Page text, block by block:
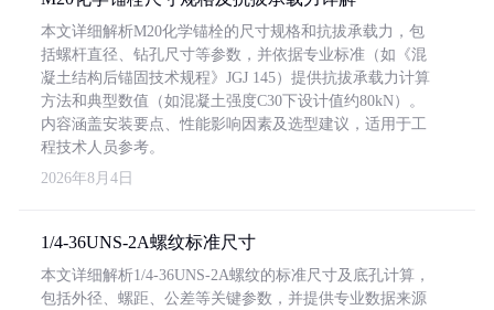
本文详细解析M20化学锚栓的尺寸规格和抗拔承载力，包
括螺杆直径、钻孔尺寸等参数，并依据专业标准（如《混
凝土结构后锚固技术规程》JGJ 145）提供抗拔承载力计算
方法和典型数值（如混凝土强度C30下设计值约80kN）。
内容涵盖安装要点、性能影响因素及选型建议，适用于工
程技术人员参考。
2026年8月4日
1/4-36UNS-2A螺纹标准尺寸
本文详细解析1/4-36UNS-2A螺纹的标准尺寸及底孔计算，
包括外径、螺距、公差等关键参数，并提供专业数据来源